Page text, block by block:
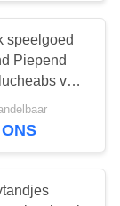
36
speelgoed
Piepend
van